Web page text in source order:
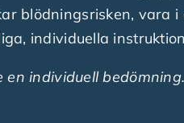
blödningsrisken, vara i
individuella
individuell